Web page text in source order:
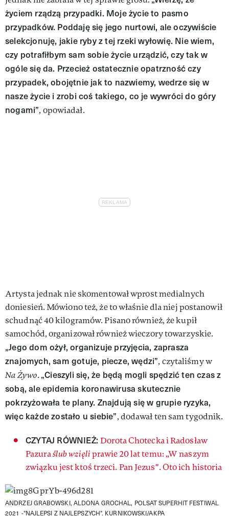
życiem rządzą przypadki. Moje życie to pasmo
przypadków. Poddaję się jego nurtowi, ale oczywiście
selekcjonuję, jakie ryby z tej rzeki wyłowię. Nie wiem,
czy potrafiłbym sam sobie życie urządzić, czy tak w
ogóle się da. Przecież ostatecznie opatrzność czy
przypadek, obojętnie jak to nazwiemy, wedrze się w
nasze życie i zrobi coś takiego, co je wywróci do góry
nogami”, opowiadał.
Artysta jednak nie skomentował wprost medialnych
doniesień. Mówiono też, że to właśnie dla niej postanowił
schudnąć 40 kilogramów. Pisano również, że kupił
samochód, organizował również wieczory towarzyskie.
„Jego dom ożył, organizuje przyjęcia, zaprasza
znajomych, sam gotuje, piecze, wędzi”, czytaliśmy w
Na Żywo. „Cieszyli się, że będą mogli spędzić ten czas z
sobą, ale epidemia koronawirusa skutecznie
pokrzyżowała te plany. Znajdują się w grupie ryzyka,
więc każde zostało u siebie”, dodawał ten sam tygodnik.
CZYTAJ RÓWNIEŻ:Dorota Chotecka i Radosław
Pazuraślub wzięliprawie 20 lat temu: „W naszym
związku jest ktoś trzeci. Pan Jezus". Oto ich historia
ANDRZEJ GRABOWSKI, ALDONA GROCHAL, POLSAT SUPERHIT FESTIWAL
2021 -"NAJLEPSI Z NAJLEPSZYCH". KURNIKOWSKI/AKPA